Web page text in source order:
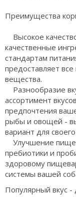
Преимущества
Высокое
качественные
стандартам
предоставляет
вещества.
Разнообразие
ассортимент
предпочтения
рыбы и овощей -
вариант для
Улучшение
пребиотики и
здоровому
системы вашей
Популярный вкус